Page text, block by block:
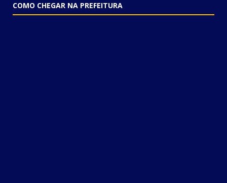
COMO CHEGAR NA PREFEITURA